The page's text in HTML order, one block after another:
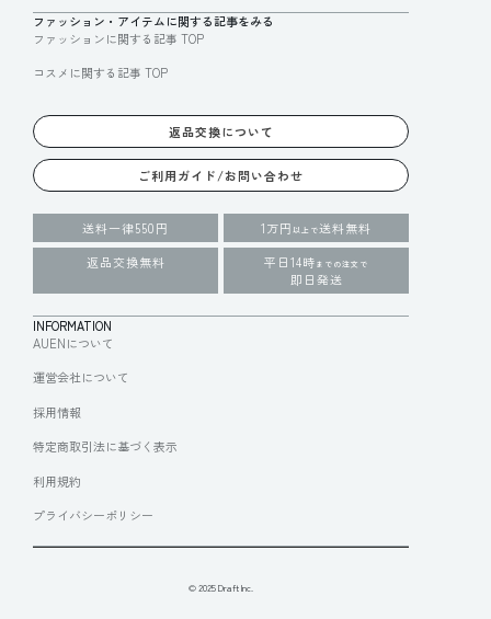
ファッション・アイテムに関する記事をみる
ファッションに関する記事 TOP
コスメに関する記事 TOP
返品交換について
ご利用ガイド/お問い合わせ
送料一律550円 1万円 以上で送料無料
返品交換無料
平日14時 までの注文で
即日発送
INFORMATION
AUENについて
運営会社について
採用情報
特定商取引法に基づく表示
利用規約
プライバシーポリシー
© 2025 Draft Inc.